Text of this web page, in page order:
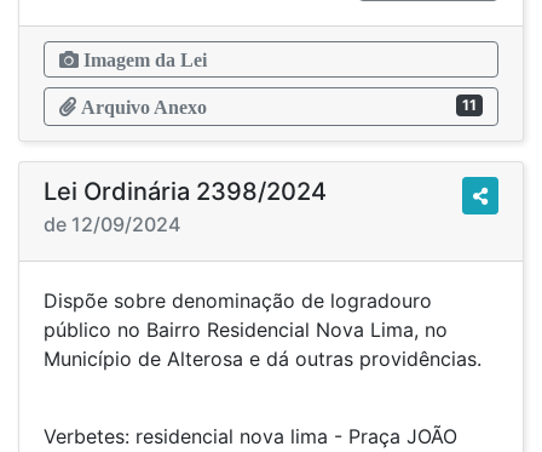
Imagem da Lei
Arquivo Anexo 11
Lei Ordinária 2398/2024
de 12/09/2024
Dispõe sobre denominação de logradouro
público no Bairro Residencial Nova Lima, no
Município de Alterosa e dá outras providências.
Verbetes: residencial nova lima - Praça JOÃO